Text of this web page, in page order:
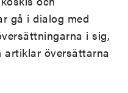
gå i dialog med
i sig,
artiklar översättarna